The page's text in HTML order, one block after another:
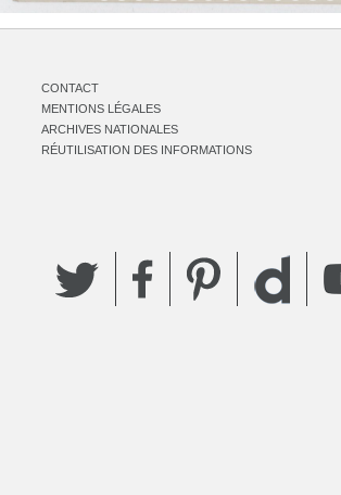
CONTACT
MENTIONS LÉGALES
ARCHIVES NATIONALES
RÉUTILISATION DES INFORMATIONS